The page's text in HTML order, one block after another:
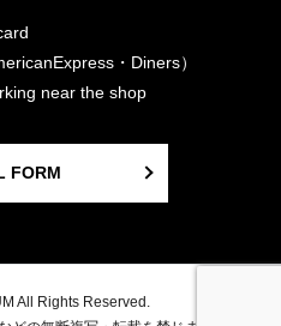
・Diners）
near the shop
FORM
All Rights Reserved.